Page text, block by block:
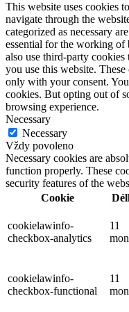
This website uses cookies
navigate through the
categorized as necessary
essential for the working of
also use third-party
you use this website.
only with your consent.
cookies. But opting out of
browsing experience.
Necessary
Necessary
Vždy povoleno
Necessary cookies are
function properly. These
security features of the
Cookie
cookielawinfo-
checkbox-analytics
11
cookielawinfo-
checkbox-functional
11